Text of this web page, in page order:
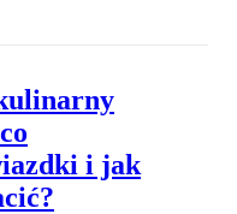
i jak